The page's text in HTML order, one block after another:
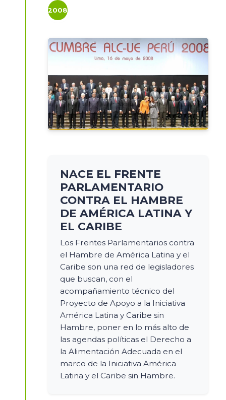
2008
NACE EL FRENTE
PARLAMENTARIO
CONTRA EL HAMBRE
DE AMÉRICA LATINA Y
EL CARIBE
Los Frentes Parlamentarios contra
el Hambre de América Latina y el
Caribe son una red de legisladores
que buscan, con el
acompañamiento técnico del
Proyecto de Apoyo a la Iniciativa
América Latina y Caribe sin
Hambre, poner en lo más alto de
las agendas políticas el Derecho a
la Alimentación Adecuada en el
marco de la Iniciativa América
Latina y el Caribe sin Hambre.